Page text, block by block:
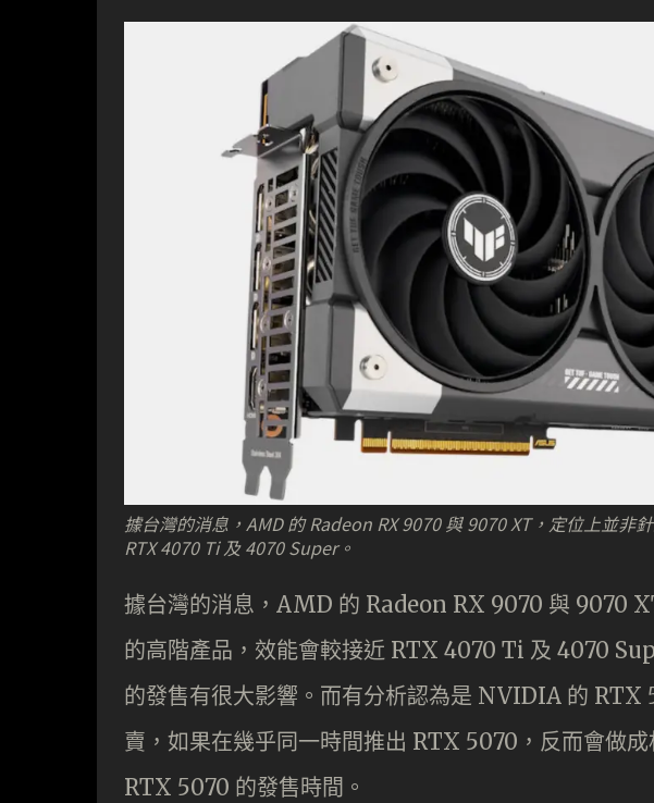
據台灣的消息，AMD 的 Radeon RX 9070 與 9070 XT，定位上並非
RTX 4070 Ti 及 4070 Super。
據台灣的消息，AMD 的 Radeon RX 9070 與 9070
的高階產品，效能會較接近 RTX 4070 Ti 及 4070
的發售有很大影響。而有分析認為是 NVIDIA 的 RTX
賣，如果在幾乎同一時間推出 RTX 5070，反而會做
RTX 5070 的發售時間。